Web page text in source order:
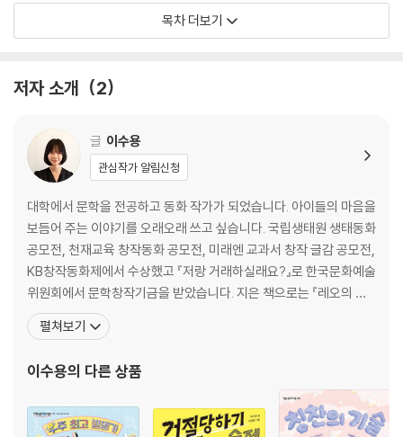
10. 수놓는 할아버지 ....... 75
목차 더보기
저자 소개 2
글 이수용
관심작가 알림신청
대학에서 문학을 전공하고 동화 작가가 되었습니다. 아이들의 마음을
보듬어 주는 이야기를 오래오래 쓰고 싶습니다. 국립생태원 생태동화
공모전, 천재교육 창작동화 공모전, 미래엔 교과서 창작 글감 공모전,
KB창작동화제에서 수상했고 『저랑 거래하실래요?』로 한국문화예술
위원회에서 문학창작기금을 받았습니다. 지은 책으로는 『레오의 완
벽한 초등 생활』 시리즈, 『거절당하기 숙제』, 『칭찬의 기술』, 『회장도
월급이 필요해』, 『지금, 우리는 지금이가 필요해』, 『나 대신 아파해 줄
건우』, 『똥찐빵 대 똥 일
펼쳐보기
이수용의 다른 상품